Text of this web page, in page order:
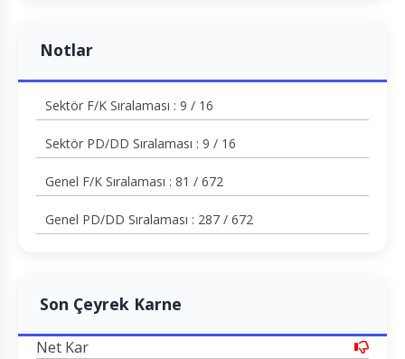
Notlar
Sektör F/K Sıralaması : 9 / 16
Sektör PD/DD Sıralaması : 9 / 16
Genel F/K Sıralaması : 81 / 672
Genel PD/DD Sıralaması : 287 / 672
Son Çeyrek Karne
Net Kar